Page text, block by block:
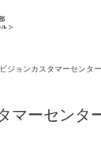
ビジョンカスタマーセンタ
マーセンタ